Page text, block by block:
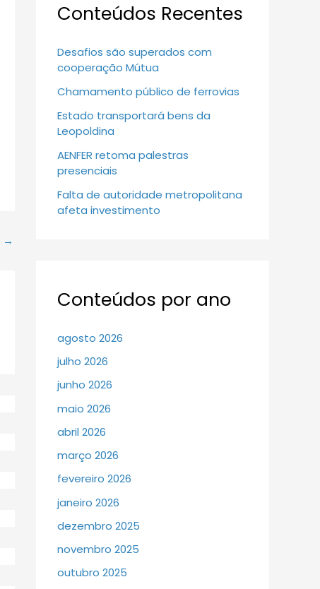
→
Conteúdos Recentes
Desafios são superados com
cooperação Mútua
Chamamento público de ferrovias
Estado transportará bens da
Leopoldina
AENFER retoma palestras
presenciais
Falta de autoridade metropolitana
afeta investimento
Conteúdos por ano
agosto 2026
julho 2026
junho 2026
maio 2026
abril 2026
março 2026
fevereiro 2026
janeiro 2026
dezembro 2025
novembro 2025
outubro 2025